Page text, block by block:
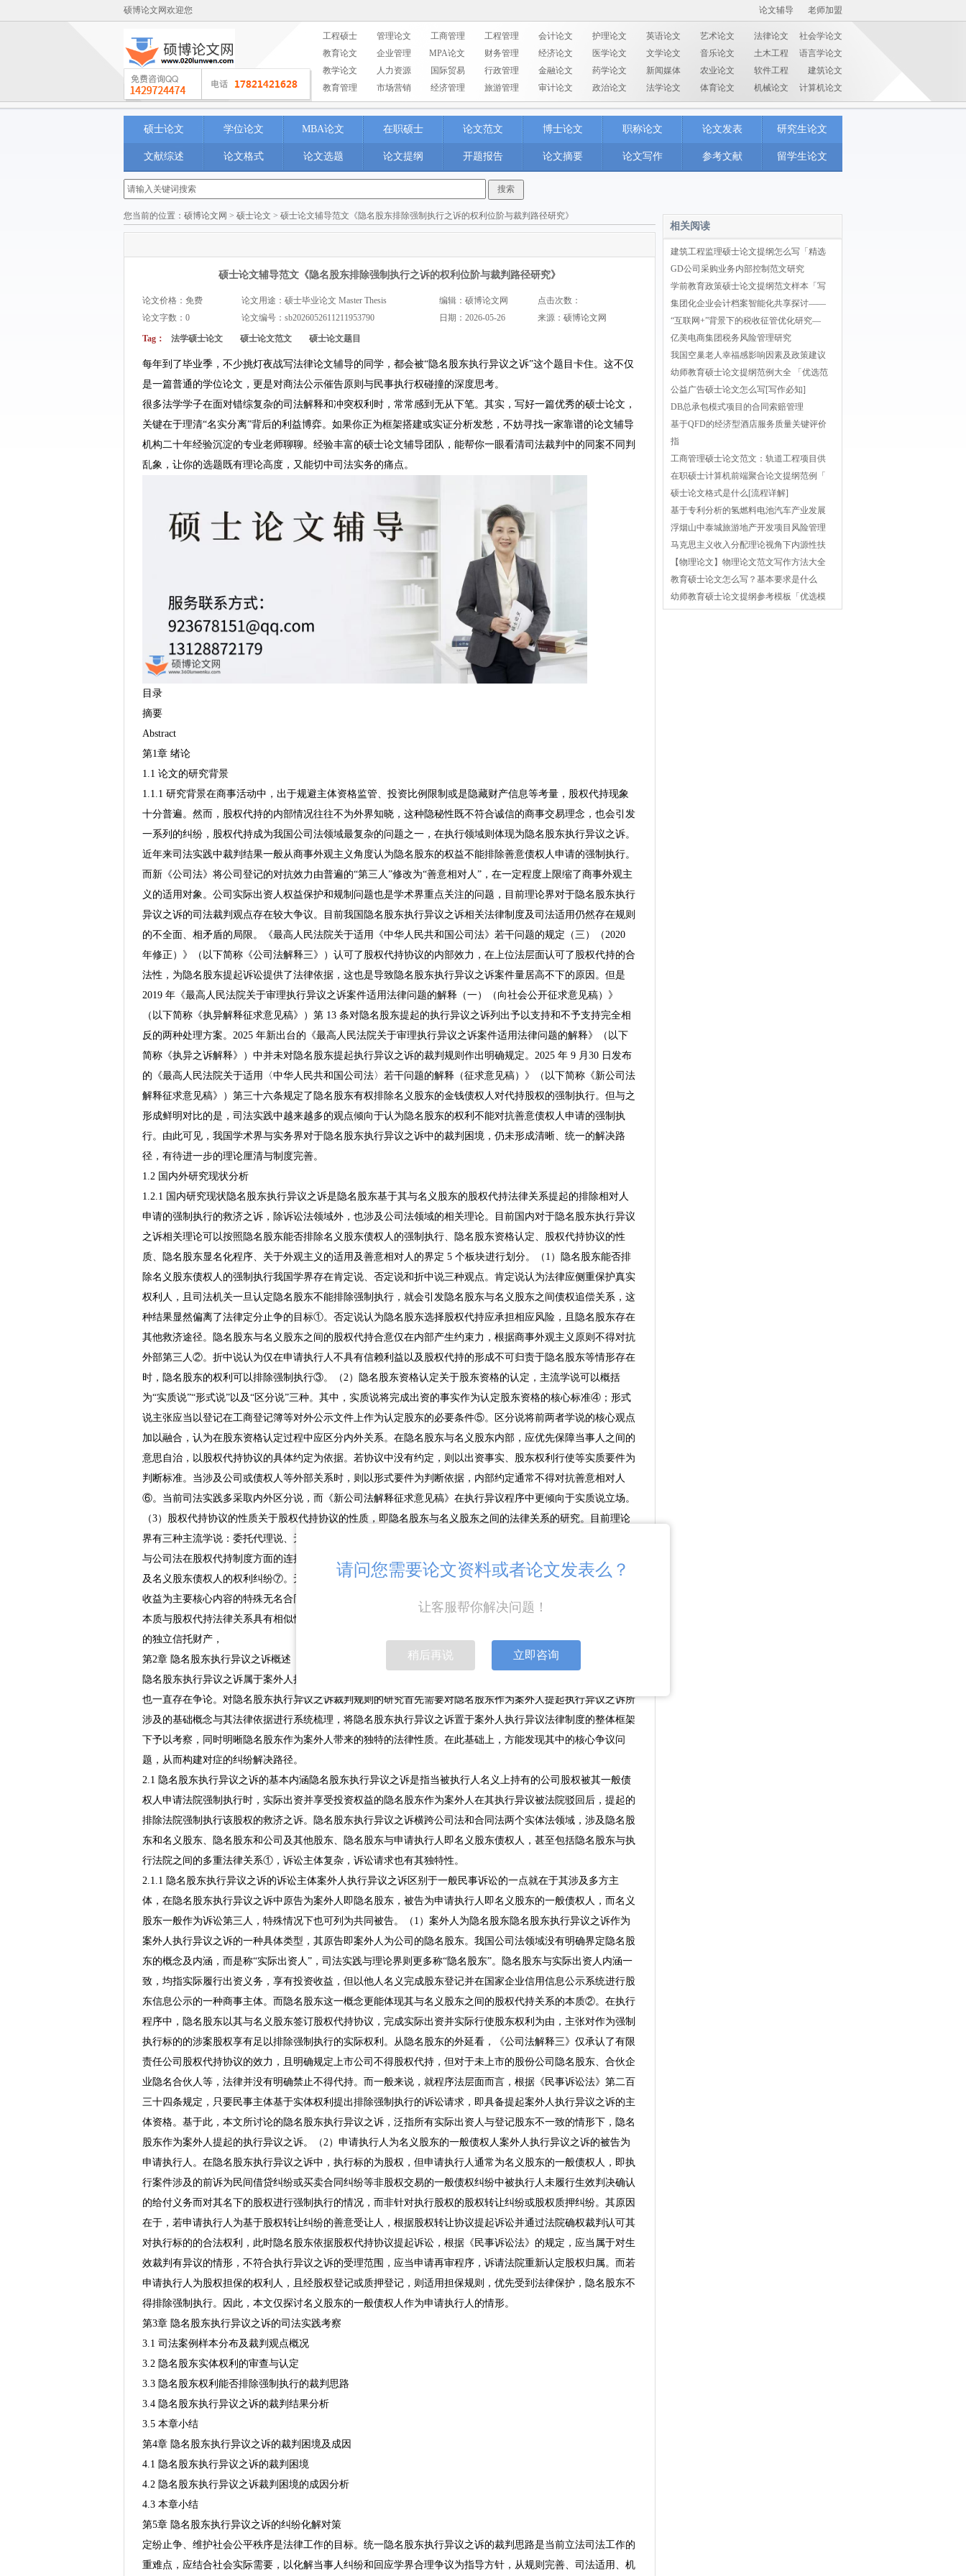
硕博论文网欢迎您 论文辅导 老师加盟
工程硕士 管理论文 工商管理 工程管理 会计论文 护理论文 英语论文 艺术论文 法律论文
社会学论文
教育论文
企业管理 MPA论文 财务管理 经济论文 医学论文 文学论文 音乐论文 土木工程
语言学论文
教学论文
人力资源 国际贸易 行政管理 金融论文 药学论文 新闻媒体 农业论文 软件工程
建筑论文
教育管理
市场营销 经济管理 旅游管理 审计论文 政治论文 法学论文 体育论文 机械论文 计算机论文
硕士论文 学位论文 MBA论文 在职硕士 论文范文 博士论文 职称论文 论文发表 研究生论文
文献综述 论文格式 论文选题 论文提纲 开题报告 论文摘要 论文写作 参考文献 留学生论文
您当前的位置： 硕博论文网 > 硕士论文 > 硕士论文辅导范文《隐名股东排除强制执行之诉的权利位阶与裁判路径研究》
硕士论文辅导范文《隐名股东排除强制执行之诉的权利位阶与裁判路径研究》
论文价格：免费 论文用途：硕士毕业论文 Master Thesis 编辑：硕博论文网
点击次数：
论文字数：0
论文编号： sb2026052611211953790 日期：2026-05-26 来源：硕博论文网
Tag： 法学硕士论文 硕士论文范文 硕士论文题目
每年到了毕业季，不少挑灯夜战写法律论文辅导的同学，都会被“隐名股东执行异议之诉”这个题目卡住。这不仅
是一篇普通的学位论文，更是对商法公示催告原则与民事执行权碰撞的深度思考。
很多法学学子在面对错综复杂的司法解释和冲突权利时，常常感到无从下笔。其实，写好一篇优秀的硕士论文，
关键在于理清“名实分离”背后的利益博弈。如果你正为框架搭建或实证分析发愁，不妨寻找一家靠谱的论文辅导
机构二十年经验沉淀的专业老师聊聊。经验丰富的硕士论文辅导团队，能帮你一眼看清司法裁判中的同案不同判
乱象，让你的选题既有理论高度，又能切中司法实务的痛点。
目录
摘要
Abstract
第1章 绪论
1.1 论文的研究背景
1.1.1 研究背景在商事活动中，出于规避主体资格监管、投资比例限制或是隐藏财产信息等考量，股权代持现象
十分普遍。然而，股权代持的内部情况往往不为外界知晓，这种隐秘性既不符合诚信的商事交易理念，也会引发
一系列的纠纷，股权代持成为我国公司法领域最复杂的问题之一，在执行领域则体现为隐名股东执行异议之诉。
近年来司法实践中裁判结果一般从商事外观主义角度认为隐名股东的权益不能排除善意债权人申请的强制执行。
而新《公司法》将公司登记的对抗效力由普遍的“第三人”修改为“善意相对人”，在一定程度上限缩了商事外观主
义的适用对象。公司实际出资人权益保护和规制问题也是学术界重点关注的问题，目前理论界对于隐名股东执行
异议之诉的司法裁判观点存在较大争议。目前我国隐名股东执行异议之诉相关法律制度及司法适用仍然存在规则
的不全面、相矛盾的局限。《最高人民法院关于适用《中华人民共和国公司法》若干问题的规定（三）（2020
年修正）》（以下简称《公司法解释三》）认可了股权代持协议的内部效力，在上位法层面认可了股权代持的合
法性，为隐名股东提起诉讼提供了法律依据，这也是导致隐名股东执行异议之诉案件量居高不下的原因。但是
2019 年《最高人民法院关于审理执行异议之诉案件适用法律问题的解释（一）（向社会公开征求意见稿）》
（以下简称《执异解释征求意见稿》）第 13 条对隐名股东提起的执行异议之诉列出予以支持和不予支持完全相
反的两种处理方案。2025 年新出台的《最高人民法院关于审理执行异议之诉案件适用法律问题的解释》（以下
简称《执异之诉解释》）中并未对隐名股东提起执行异议之诉的裁判规则作出明确规定。2025 年 9 月30 日发布
的《最高人民法院关于适用〈中华人民共和国公司法〉若干问题的解释（征求意见稿）》（以下简称《新公司法
解释征求意见稿》）第三十六条规定了隐名股东有权排除名义股东的金钱债权人对代持股权的强制执行。但与之
形成鲜明对比的是，司法实践中越来越多的观点倾向于认为隐名股东的权利不能对抗善意债权人申请的强制执
行。由此可见，我国学术界与实务界对于隐名股东执行异议之诉中的裁判困境，仍未形成清晰、统一的解决路
径，有待进一步的理论厘清与制度完善。
1.2 国内外研究现状分析
1.2.1 国内研究现状隐名股东执行异议之诉是隐名股东基于其与名义股东的股权代持法律关系提起的排除相对人
申请的强制执行的救济之诉，除诉讼法领域外，也涉及公司法领域的相关理论。目前国内对于隐名股东执行异议
之诉相关理论可以按照隐名股东能否排除名义股东债权人的强制执行、隐名股东资格认定、股权代持协议的性
质、隐名股东显名化程序、关于外观主义的适用及善意相对人的界定 5 个板块进行划分。（1）隐名股东能否排
除名义股东债权人的强制执行我国学界存在肯定说、否定说和折中说三种观点。肯定说认为法律应侧重保护真实
权利人，且司法机关一旦认定隐名股东不能排除强制执行，就会引发隐名股东与名义股东之间债权追偿关系，这
种结果显然偏离了法律定分止争的目标①。否定说认为隐名股东选择股权代持应承担相应风险，且隐名股东存在
其他救济途径。隐名股东与名义股东之间的股权代持合意仅在内部产生约束力，根据商事外观主义原则不得对抗
外部第三人②。折中说认为仅在申请执行人不具有信赖利益以及股权代持的形成不可归责于隐名股东等情形存在
时，隐名股东的权利可以排除强制执行③。（2）隐名股东资格认定关于股东资格的认定，主流学说可以概括
为“实质说”“形式说”以及“区分说”三种。其中，实质说将完成出资的事实作为认定股东资格的核心标准④；形式
说主张应当以登记在工商登记簿等对外公示文件上作为认定股东的必要条件⑤。区分说将前两者学说的核心观点
加以融合，认为在股东资格认定过程中应区分内外关系。在隐名股东与名义股东内部，应优先保障当事人之间的
意思自治，以股权代持协议的具体约定为依据。若协议中没有约定，则以出资事实、股东权利行使等实质要件为
判断标准。当涉及公司或债权人等外部关系时，则以形式要件为判断依据，内部约定通常不得对抗善意相对人
⑥。当前司法实践多采取内外区分说，而《新公司法解释征求意见稿》在执行异议程序中更倾向于实质说立场。
（3）股权代持协议的性质关于股权代持协议的性质，即隐名股东与名义股东之间的法律关系的研究。目前理论
界有三种主流学说：委托代理说、无名合同说以及信托说。王毓莹等学者认为，采用委托代理制度通过加强民法
与公司法在股权代持制度方面的连接与沟通，能够以民法领域更成熟的规则更妥当的解决隐名股东、名义股东以
及名义股东债权人的权利纠纷⑦。无名合同说认为，股权代持协议的本质与其他合同并无区别⑧，是一种以投资
收益为主要核心内容的特殊无名合同⑨，因此可以适用合同法相关规定解决股权代持纠纷⑩。信托说主张信托的
本质与股权代持法律关系具有相似性⑪，且相较于无名合同说与委托代理说，信托制度能够创设二者均无法设立
的独立信托财产，
第2章 隐名股东执行异议之诉概述
隐名股东执行异议之诉属于案外人执行异议之诉的范畴。现行法律及司法解释没有规定明确的裁判指引，理论界
也一直存在争论。对隐名股东执行异议之诉裁判规则的研究首先需要对隐名股东作为案外人提起执行异议之诉所
涉及的基础概念与其法律依据进行系统梳理，将隐名股东执行异议之诉置于案外人执行异议法律制度的整体框架
下予以考察，同时明晰隐名股东作为案外人带来的独特的法律性质。在此基础上，方能发现其中的核心争议问
题，从而构建对症的纠纷解决路径。
2.1 隐名股东执行异议之诉的基本内涵隐名股东执行异议之诉是指当被执行人名义上持有的公司股权被其一般债
权人申请法院强制执行时，实际出资并享受投资权益的隐名股东作为案外人在其执行异议被法院驳回后，提起的
排除法院强制执行该股权的救济之诉。隐名股东执行异议之诉横跨公司法和合同法两个实体法领域，涉及隐名股
东和名义股东、隐名股东和公司及其他股东、隐名股东与申请执行人即名义股东债权人，甚至包括隐名股东与执
行法院之间的多重法律关系①，诉讼主体复杂，诉讼请求也有其独特性。
2.1.1 隐名股东执行异议之诉的诉讼主体案外人执行异议之诉区别于一般民事诉讼的一点就在于其涉及多方主
体，在隐名股东执行异议之诉中原告为案外人即隐名股东，被告为申请执行人即名义股东的一般债权人，而名义
股东一般作为诉讼第三人，特殊情况下也可列为共同被告。（1）案外人为隐名股东隐名股东执行异议之诉作为
案外人执行异议之诉的一种具体类型，其原告即案外人为公司的隐名股东。我国公司法领域没有明确界定隐名股
东的概念及内涵，而是称“实际出资人”，司法实践与理论界则更多称“隐名股东”。隐名股东与实际出资人内涵一
致，均指实际履行出资义务，享有投资收益，但以他人名义完成股东登记并在国家企业信用信息公示系统进行股
东信息公示的一种商事主体。而隐名股东这一概念更能体现其与名义股东之间的股权代持关系的本质②。在执行
程序中，隐名股东以其与名义股东签订股权代持协议，完成实际出资并实际行使股东权利为由，主张对作为强制
执行标的的涉案股权享有足以排除强制执行的实际权利。从隐名股东的外延看，《公司法解释三》仅承认了有限
责任公司股权代持协议的效力，且明确规定上市公司不得股权代持，但对于未上市的股份公司隐名股东、合伙企
业隐名合伙人等，法律并没有明确禁止不得代持。而一般来说，就程序法层面而言，根据《民事诉讼法》第二百
三十四条规定，只要民事主体基于实体权利提出排除强制执行的诉讼请求，即具备提起案外人执行异议之诉的主
体资格。基于此，本文所讨论的隐名股东执行异议之诉，泛指所有实际出资人与登记股东不一致的情形下，隐名
股东作为案外人提起的执行异议之诉。（2）申请执行人为名义股东的一般债权人案外人执行异议之诉的被告为
申请执行人。在隐名股东执行异议之诉中，执行标的为股权，但申请执行人通常为名义股东的一般债权人，即执
行案件涉及的前诉为民间借贷纠纷或买卖合同纠纷等非股权交易的一般债权纠纷中被执行人未履行生效判决确认
的给付义务而对其名下的股权进行强制执行的情况，而非针对执行股权的股权转让纠纷或股权质押纠纷。其原因
在于，若申请执行人为基于股权转让纠纷的善意受让人，根据股权转让协议提起诉讼并通过法院确权裁判认可其
对执行标的的合法权利，此时隐名股东依据股权代持协议提起诉讼，根据《民事诉讼法》的规定，应当属于对生
效裁判有异议的情形，不符合执行异议之诉的受理范围，应当申请再审程序，诉请法院重新认定股权归属。而若
申请执行人为股权担保的权利人，且经股权登记或质押登记，则适用担保规则，优先受到法律保护，隐名股东不
得排除强制执行。因此，本文仅探讨名义股东的一般债权人作为申请执行人的情形。
第3章 隐名股东执行异议之诉的司法实践考察
3.1 司法案例样本分布及裁判观点概况
3.2 隐名股东实体权利的审查与认定
3.3 隐名股东权利能否排除强制执行的裁判思路
3.4 隐名股东执行异议之诉的裁判结果分析
3.5 本章小结
第4章 隐名股东执行异议之诉的裁判困境及成因
4.1 隐名股东执行异议之诉的裁判困境
4.2 隐名股东执行异议之诉裁判困境的成因分析
4.3 本章小结
第5章 隐名股东执行异议之诉的纠纷化解对策
定纷止争、维护社会公平秩序是法律工作的目标。统一隐名股东执行异议之诉的裁判思路是当前立法司法工作的
重难点，应结合社会实际需要，以化解当事人纠纷和回应学界合理争议为指导方针，从规则完善、司法适用、机
相关阅读
建筑工程监理硕士论文提纲怎么写「精选
GD公司采购业务内部控制范文研究
学前教育政策硕士论文提纲范文样本「写
集团化企业会计档案智能化共享探讨——
“互联网+”背景下的税收征管优化研究—
亿美电商集团税务风险管理研究
我国空巢老人幸福感影响因素及政策建议
幼师教育硕士论文提纲范例大全 「优选范
公益广告硕士论文怎么写[写作必知]
DB总承包模式项目的合同索赔管理
基于QFD的经济型酒店服务质量关键评价
指
工商管理硕士论文范文：轨道工程项目供
在职硕士计算机前端聚合论文提纲范例「
硕士论文格式是什么[流程详解]
基于专利分析的氢燃料电池汽车产业发展
浮烟山中泰城旅游地产开发项目风险管理
马克思主义收入分配理论视角下内源性扶
【物理论文】物理论文范文写作方法大全
教育硕士论文怎么写？基本要求是什么
幼师教育硕士论文提纲参考模板「优选模
请问您需要论文资料或者论文发表么？
让客服帮你解决问题！
稍后再说 立即咨询